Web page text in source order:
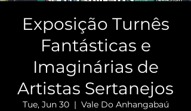
Exposição Turnês
Fantásticas e
Imaginárias de
Artistas Sertanejos
Tue, Jun 30
  |
Vale Do Anhangabaú